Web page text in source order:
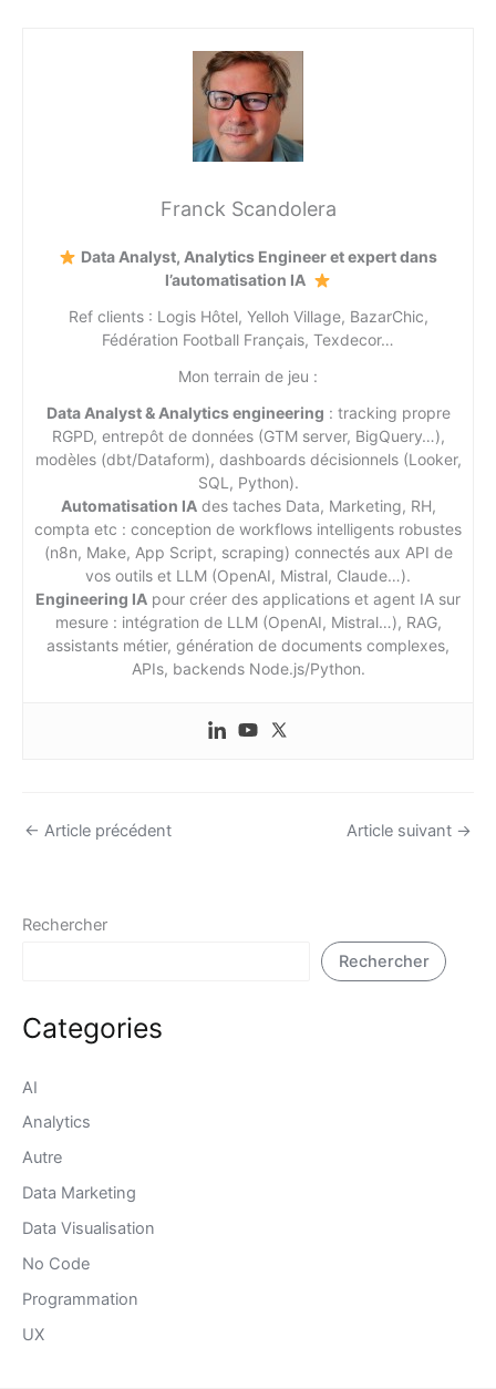
Franck Scandolera
Data Analyst, Analytics Engineer et expert dans
l’automatisation IA
Ref clients : Logis Hôtel, Yelloh Village, BazarChic,
Fédération Football Français, Texdecor…
Mon terrain de jeu :
Data Analyst & Analytics engineering : tracking propre
RGPD, entrepôt de données (GTM server, BigQuery…),
modèles (dbt/Dataform), dashboards décisionnels (Looker,
SQL, Python).
Automatisation IAdes taches Data, Marketing, RH,
compta etc : conception de workflows intelligents robustes
(n8n, Make, App Script, scraping) connectés aux API de
vos outils et LLM (OpenAI, Mistral, Claude…).
Engineering IA pour créer des applications et agent IA sur
mesure : intégration de LLM (OpenAI, Mistral…), RAG,
assistants métier, génération de documents complexes,
APIs, backends Node.js/Python.
← Article précédent Article suivant →
Rechercher
Rechercher
Categories
AI
Analytics
Autre
Data Marketing
Data Visualisation
No Code
Programmation
UX